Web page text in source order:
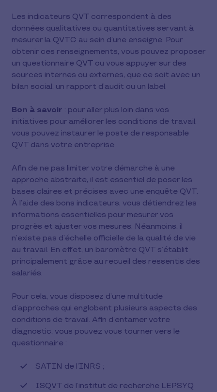
Les indicateurs QVT correspondent à des
données qualitatives ou quantitatives servant à
mesurer la QVTC au sein d’une enseigne. Pour
obtenir ces renseignements, vous pouvez proposer
un questionnaire QVT ou vous appuyer sur des
sources internes ou externes, que ce soit avec un
bilan social, un rapport d’audit ou un label.
Bon à savoir : pour aller plus loin dans vos
initiatives pour améliorer les conditions de travail,
vous pouvez instaurer le poste de responsable
QVT dans votre entreprise.
Afin de ne pas limiter votre démarche à une
approche abstraite, il est essentiel de poser les
bases claires et précises avec une enquête QVT.
À l’aide des bons indicateurs, vous détiendrez les
informations essentielles pour mesurer vos
progrès et ajuster vos mesures. Néanmoins, il
n’existe pas d’échelle officielle de la qualité de vie
au travail. En effet, un baromètre QVT s’établit
principalement grâce au recueil des ressentis des
salariés.
Pour cela, vous disposez d’une multitude
d’approches qui englobent plusieurs aspects des
conditions de travail. Afin d’entamer votre
diagnostic, vous pouvez vous tourner vers le
questionnaire :
SATIN de l’INRS ;
ISQVT de l’institut de recherche LEPSYQ